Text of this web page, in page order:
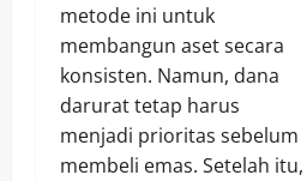
metode ini untuk
membangun aset secara
konsisten. Namun, dana
darurat tetap harus
menjadi prioritas sebelum
membeli emas. Setelah itu,